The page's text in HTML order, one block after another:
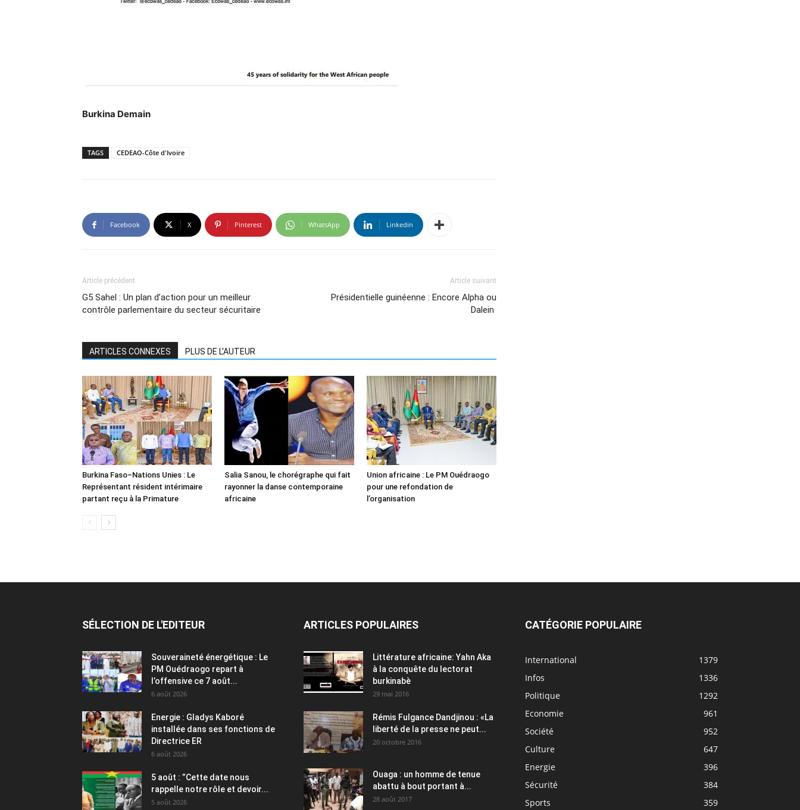
Burkina Demain
TAGS CEDEAO-Côte d'Ivoire
Facebook X Pinterest WhatsApp Linkedin
Article précédent
G5 Sahel : Un plan d’action pour un meilleur
contrôle parlementaire du secteur sécuritaire
Article suivant
Présidentielle guinéenne : Encore Alpha ou
Dalein
ARTICLES CONNEXES PLUS DE L'AUTEUR
Burkina Faso–Nations Unies : Le
Représentant résident intérimaire
partant reçu à la Primature
Salia Sanou, le chorégraphe qui fait
rayonner la danse contemporaine
africaine
Union africaine : Le PM Ouédraogo
pour une refondation de
l’organisation
SÉLECTION DE L'EDITEUR
Souveraineté énergétique : Le
PM Ouédraogo repart à
l’offensive ce 7 août...
6 août 2026
Energie : Gladys Kaboré
installée dans ses fonctions de
Directrice ER
6 août 2026
5 août : ”Cette date nous
rappelle notre rôle et devoir...
5 août 2026
ARTICLES POPULAIRES
Littérature africaine: Yahn Aka
à la conquête du lectorat
burkinabè
29 mai 2016
Rémis Fulgance Dandjinou : «La
liberté de la presse ne peut...
20 octobre 2016
Ouaga : un homme de tenue
abattu à bout portant à...
28 août 2017
CATÉGORIE POPULAIRE
International
1379
Infos
1336
Politique
1292
Economie
961
Société
952
Culture
647
Energie
396
Sécurité
384
Sports
359